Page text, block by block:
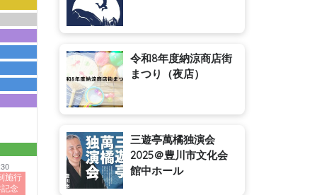
施行
念
令和8年度納涼商店街
まつり（夜店）
三遊亭萬橘独演会
2025＠豊川市文化会
館中ホール